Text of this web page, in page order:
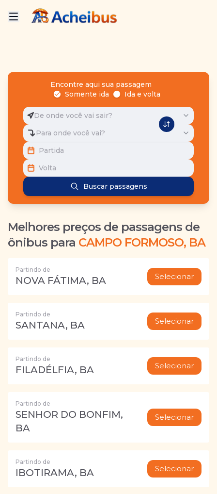
Encontre aqui sua passagem
Somente ida
Ida e volta
De onde você vai sair?
Para onde você vai?
Partida
Volta
Buscar passagens
Melhores preços de passagens de
ônibus para CAMPO FORMOSO, BA
Partindo de
NOVA FÁTIMA, BA Selecionar
Partindo de
SANTANA, BA Selecionar
Partindo de
FILADÉLFIA, BA Selecionar
Partindo de
SENHOR DO BONFIM,
BA
Selecionar
Partindo de
IBOTIRAMA, BA Selecionar